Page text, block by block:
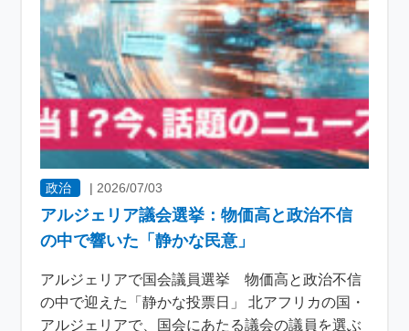
政治 | 2026/07/03
アルジェリア議会選挙：物価高と政治不信
の中で響いた「静かな民意」
アルジェリアで国会議員選挙 物価高と政治不信
の中で迎えた「静かな投票日」 北アフリカの国・
アルジェリアで、国会にあたる議会の議員を選ぶ